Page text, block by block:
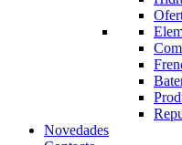
Novedades